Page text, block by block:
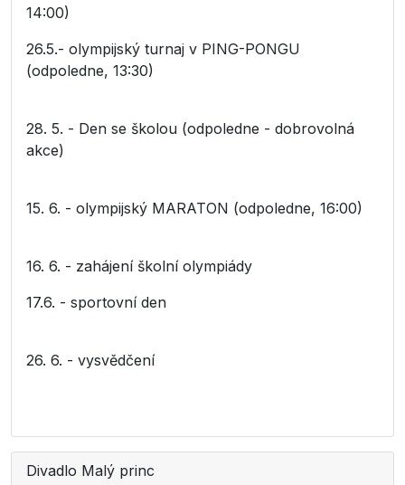
14:00)
26.5.- olympijský turnaj v PING-PONGU
(odpoledne, 13:30)
28. 5. - Den se školou (odpoledne - dobrovolná
akce)
15. 6. - olympijský MARATON (odpoledne, 16:00)
16. 6. - zahájení školní olympiády
17.6. - sportovní den
26. 6. - vysvědčení
Divadlo Malý princ